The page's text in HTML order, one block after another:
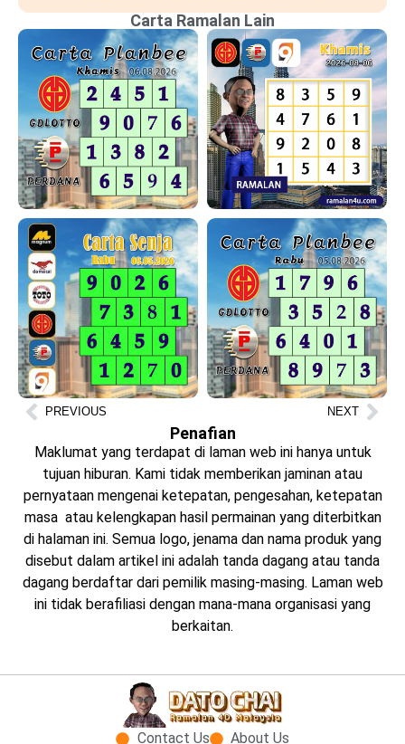
Carta Ramalan Lain
PREVIOUS NEXT
Penafian
Maklumat yang terdapat di laman web ini hanya untuk
tujuan hiburan. Kami tidak memberikan jaminan atau
pernyataan mengenai ketepatan, pengesahan, ketepatan
masa atau kelengkapan hasil permainan yang diterbitkan
di halaman ini. Semua logo, jenama dan nama produk yang
disebut dalam artikel ini adalah tanda dagang atau tanda
dagang berdaftar dari pemilik masing-masing. Laman web
ini tidak berafiliasi dengan mana-mana organisasi yang
berkaitan.
Contact Us About Us